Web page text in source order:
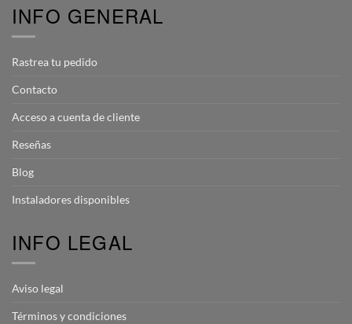
INFO GENERAL
Rastrea tu pedido
Contacto
Acceso a cuenta de cliente
Reseñas
Blog
Instaladores disponibles
INFO LEGAL
Aviso legal
Términos y condiciones